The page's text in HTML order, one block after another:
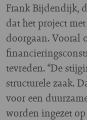
Frank Bijdendijk,
dat het project
doorgaan. Vooral
tevreden. “De
structurele zaak.
voor een
worden ingezet